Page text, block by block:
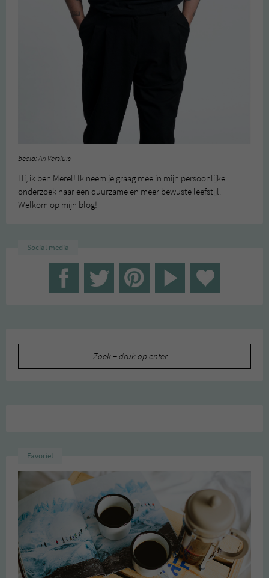
beeld: Ari Versluis
Hi, ik ben Merel! Ik neem je graag mee in mijn persoonlijke
onderzoek naar een duurzame en meer bewuste leefstijl.
Welkom op mijn blog!
Social media
Favoriet